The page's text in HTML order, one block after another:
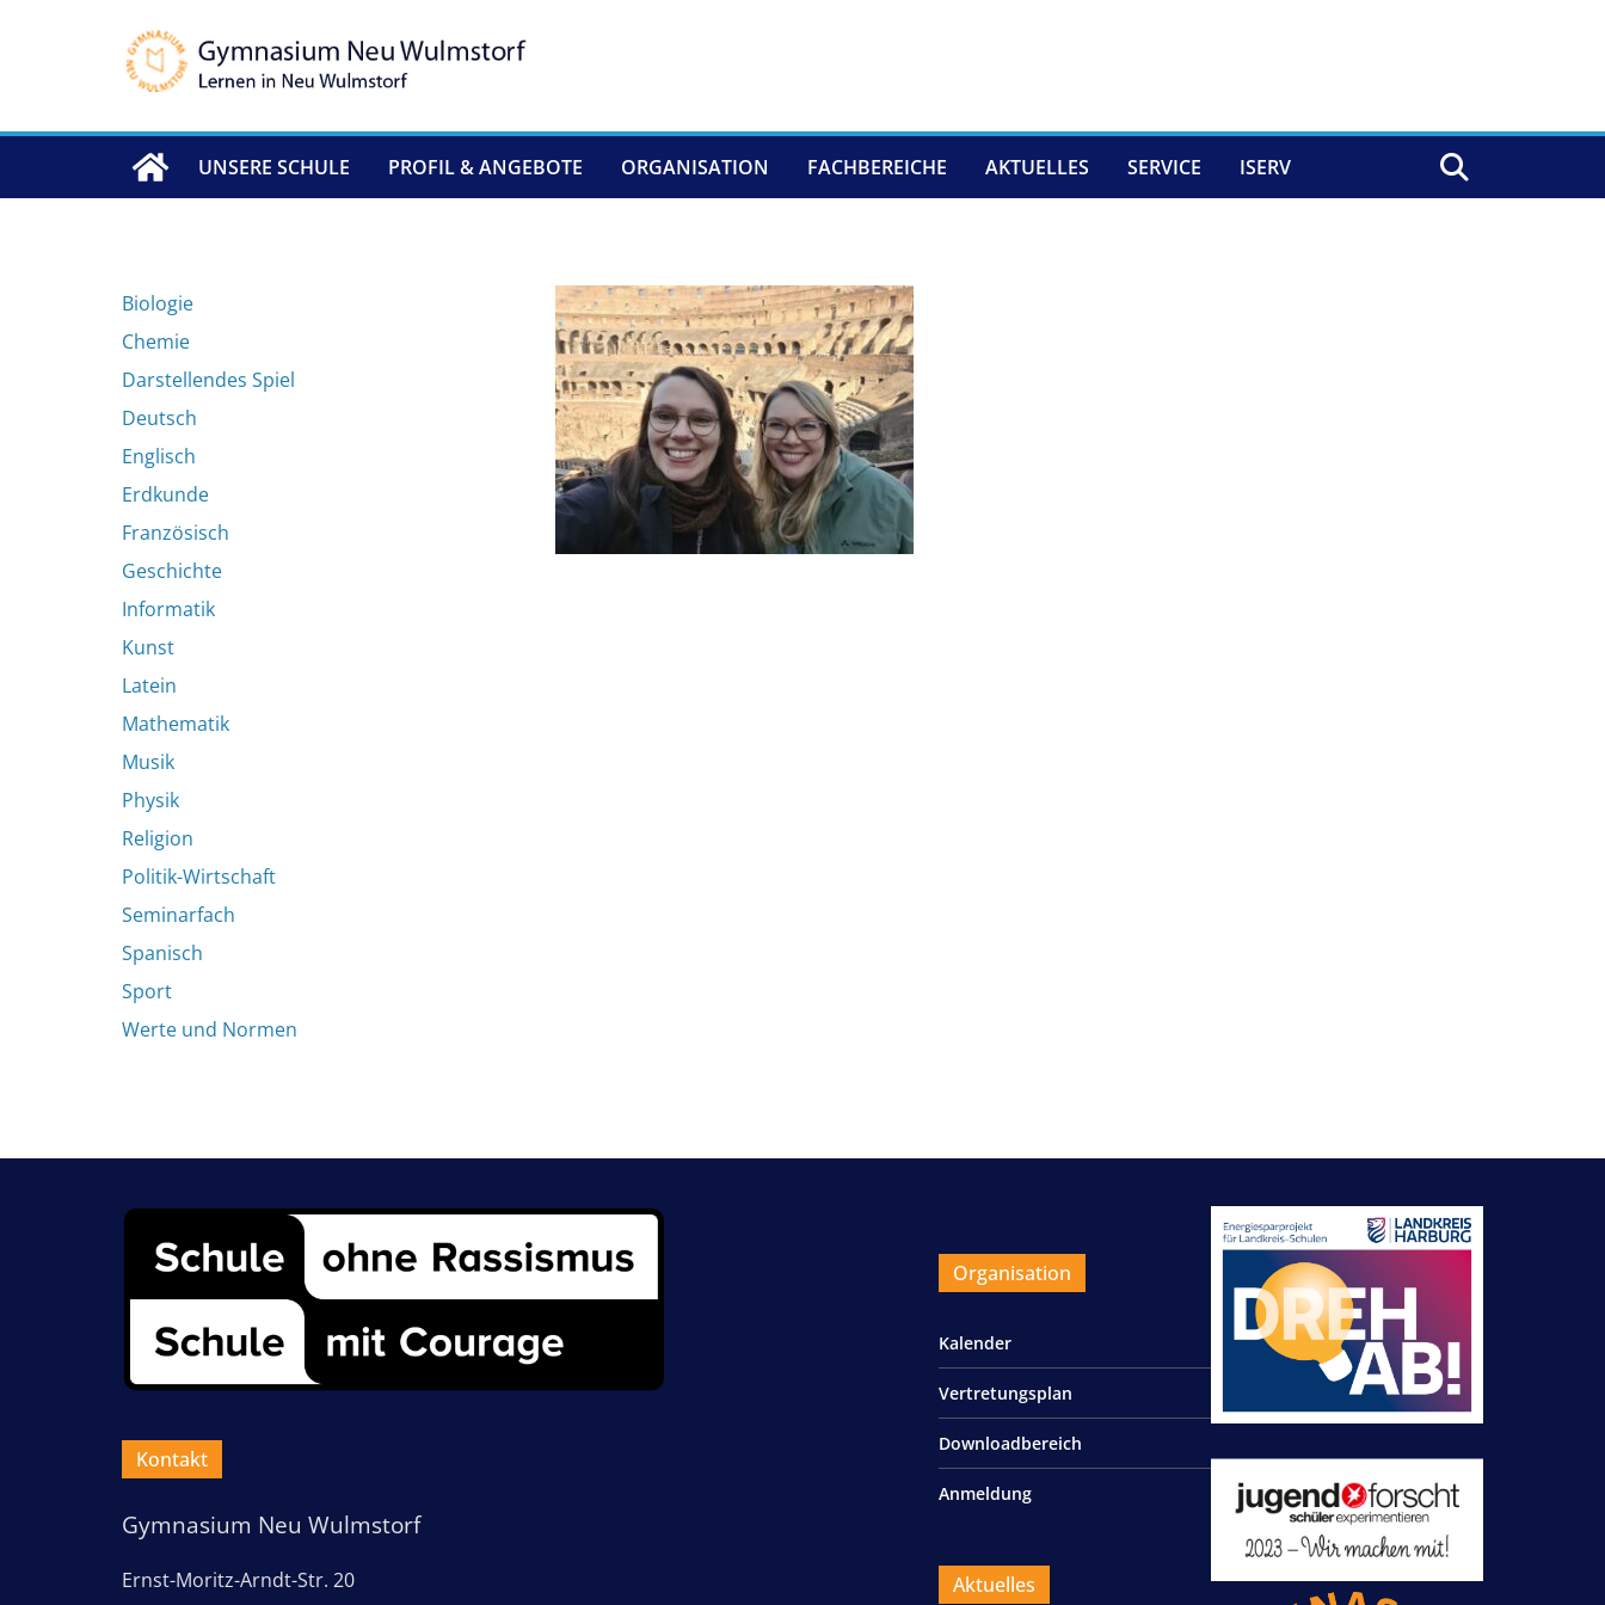
UNSERE SCHULE PROFIL & ANGEBOTE ORGANISATION FACHBEREICHE AKTUELLES SERVICE ISERV
Biologie
Chemie
Darstellendes Spiel
Deutsch
Englisch
Erdkunde
Französisch
Geschichte
Informatik
Kunst
Latein
Mathematik
Musik
Physik
Religion
Politik-Wirtschaft
Seminarfach
Spanisch
Sport
Werte und Normen
Kontakt
Gymnasium Neu Wulmstorf
Ernst-Moritz-Arndt-Str. 20
Organisation
Kalender
Vertretungsplan
Downloadbereich
Anmeldung
Aktuelles